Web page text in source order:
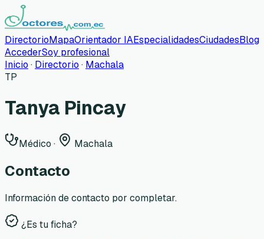
DirectorioMapaOrientador IAEspecialidadesCiudadesBlog
AccederSoy profesional
Inicio · Directorio · Machala
TP
Tanya Pincay
Médico · Machala
Contacto
Información de contacto por completar.
¿Es tu ficha?